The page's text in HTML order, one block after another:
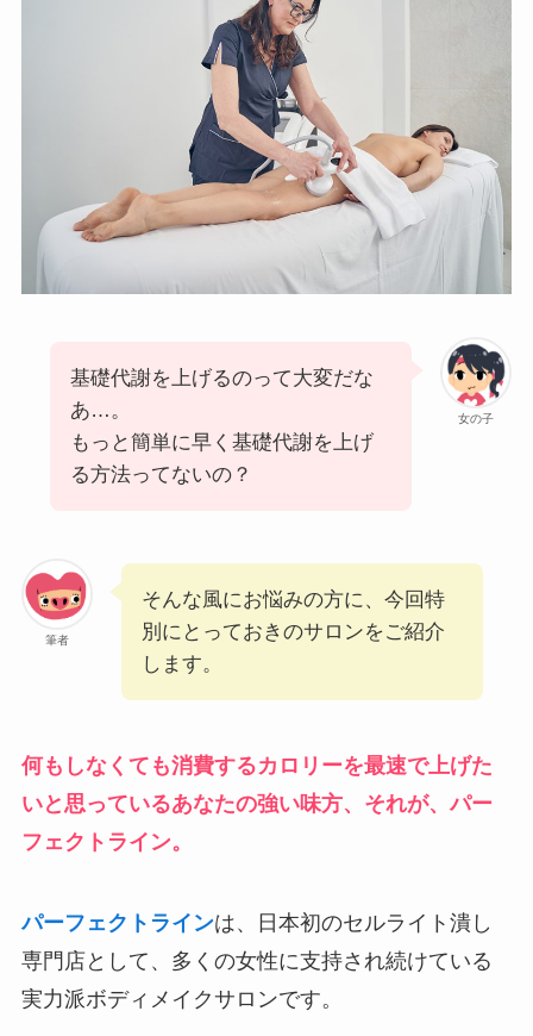
女の子
基礎代謝を上げるのって大変だな
あ…。
もっと簡単に早く基礎代謝を上げ
る方法ってないの？
筆者
そんな風にお悩みの方に、今回特
別にとっておきのサロンをご紹介
します。
何もしなくても消費するカロリーを最速で上げた
いと思っているあなたの強い味方、それが、パー
フェクトライン。
パーフェクトラインは、日本初のセルライト潰し
専門店として、多くの女性に支持され続けている
実力派ボディメイクサロンです。